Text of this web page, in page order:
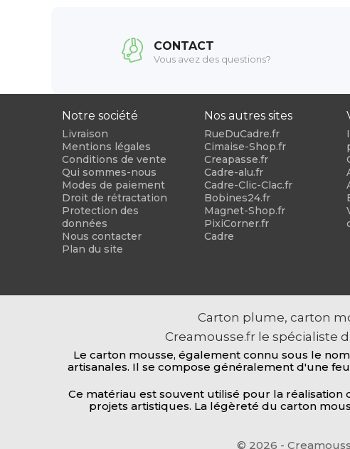
CONTACT
Vous avez des questions?
Notre société
Livraison
Mentions légales
Conditions de vente
Qui sommes-nous
Modes de paiement
Droit de rétractation
Protection des
données
Nous contacter
Plan du site
Nos autres sites
RueDuCadre.fr
Cimaise-Shop.fr
Creapasse.fr
Cadre-alu.fr
Cadre-Clic-Clac.fr
Bobines24.fr
Magnet-Shop.fr
PixiCorner.fr
Cadre
Carton plume, carton
Creamousse.fr le spécialiste
Le carton mousse, également connu sous le
artisanales. Il se compose généralement d'une
Ce matériau est souvent utilisé pour la
projets artistiques. La légèreté du carton
© 2026 -